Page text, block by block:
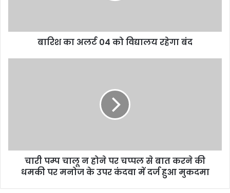
बारिश का अलर्ट 04 को विद्यालय रहेगा बंद
चारी पम्प चालू न होने पर चप्पल से बात करने की
धमकी पर मनोज के उपर कंदवा में दर्ज हुआ मुकदमा